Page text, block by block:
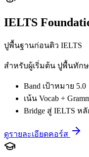
IELTS
ปูพื้นฐานก่อนติว IELTS
สำหรับผู้เริ่มต้น ปูพื้นทัก
Band เป้าหมาย 5.0
เน้น Vocab +
Bridge สู่ IELTS หลั
ดูรายละเอียดคอร์ส